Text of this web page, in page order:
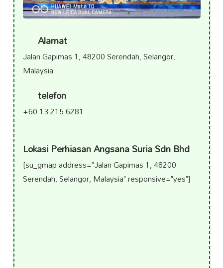
Alamat
Jalan Gapimas 1, 48200 Serendah, Selangor,
Malaysia
telefon
+60 13-215 6281
Lokasi Perhiasan Angsana Suria Sdn Bhd
[su_gmap address="Jalan Gapimas 1, 48200
Serendah, Selangor, Malaysia" responsive="yes"]